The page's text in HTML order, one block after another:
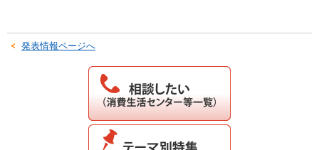
発表情報ページへ